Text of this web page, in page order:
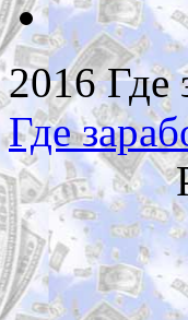
2016 Где
Где